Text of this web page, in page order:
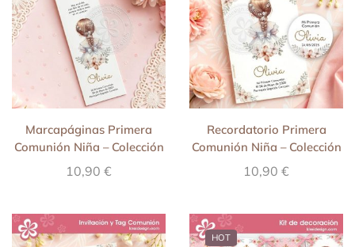
Marcapáginas Primera
Comunión Niña – Colección
Flor de Fe
10,90 €
Recordatorio Primera
Comunión Niña – Colección
Flor de fe
10,90 €
HOT